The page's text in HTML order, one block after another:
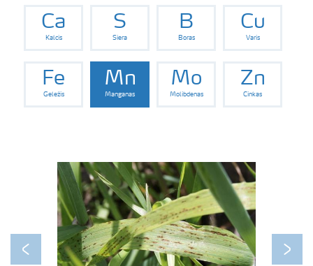
Ca
Kalcis
S
Siera
B
Boras
Cu
Varis
Fe
Geležis
Mn
Manganas
Mo
Molibdenas
Zn
Cinkas
Previous Next